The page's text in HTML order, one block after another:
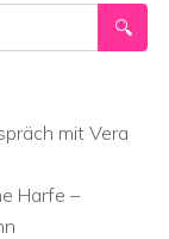
mit Vera
Harfe –